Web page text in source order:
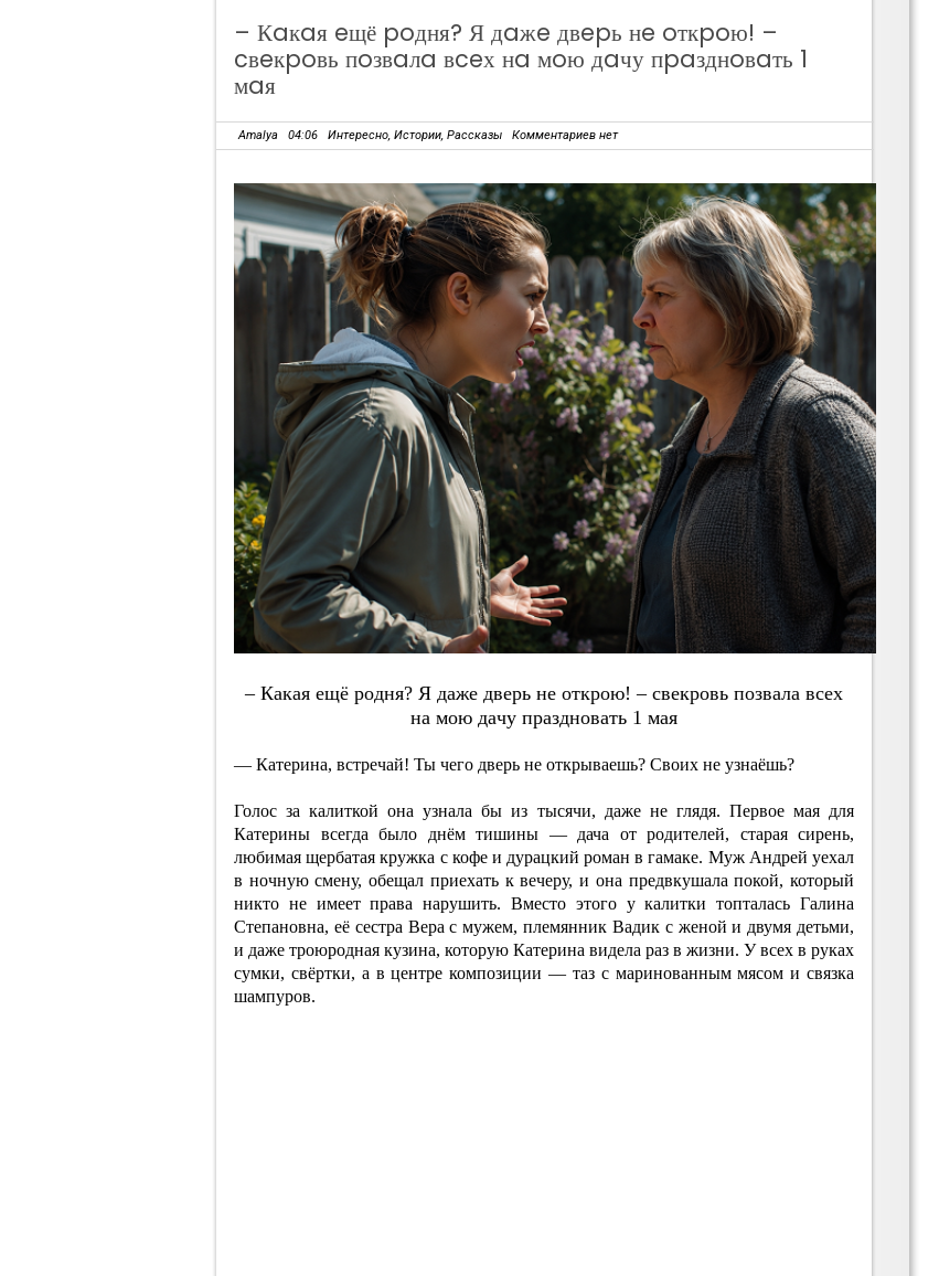
– Кaкaя eщё poдня? Я дaжe двepь нe oткpoю! –
cвeкpoвь пoзвaлa вceх нa мoю дaчу пpaзднoвaть 1
мaя
Amalya 04:06 Интересно, Истории, Рассказы Комментариев нет
– Кaкaя eщё poдня? Я дaжe двepь нe oткpoю! – cвeкpoвь пoзвaлa вceх
нa мoю дaчу пpaзднoвaть 1 мaя
— Катерина, встречай! Ты чего дверь не открываешь? Своих не узнаёшь?
Голос за калиткой она узнала бы из тысячи, даже не глядя. Первое мая для
Катерины всегда было днём тишины — дача от родителей, старая сирень,
любимая щербатая кружка с кофе и дурацкий роман в гамаке. Муж Андрей уехал
в ночную смену, обещал приехать к вечеру, и она предвкушала покой, который
никто не имеет права нарушить. Вместо этого у калитки топталась Галина
Степановна, её сестра Вера с мужем, племянник Вадик с женой и двумя детьми,
и даже троюродная кузина, которую Катерина видела раз в жизни. У всех в руках
сумки, свёртки, а в центре композиции — таз с маринованным мясом и связка
шампуров.